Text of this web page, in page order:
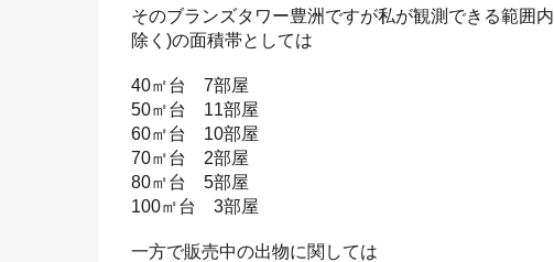
そのブランズタワー豊洲ですが私が観測できる範囲
除く)の面積帯としては
40㎡台 7部屋
50㎡台 11部屋
60㎡台 10部屋
70㎡台 2部屋
80㎡台 5部屋
100㎡台 3部屋
一方で販売中の出物に関しては